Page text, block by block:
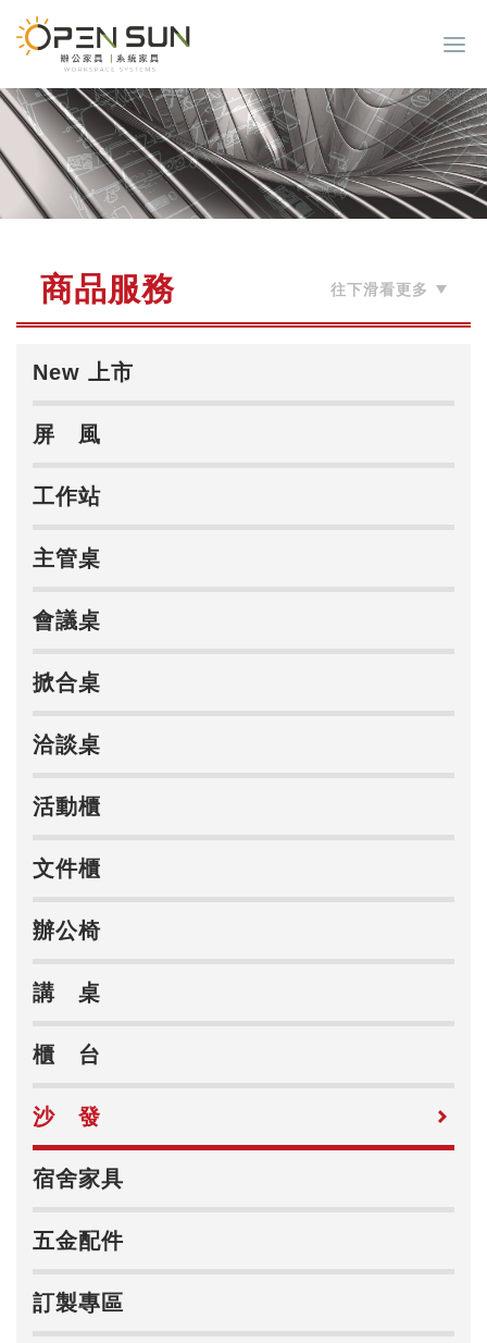
商品服務
New 上市
屏 風
工作站
主管桌
會議桌
掀合桌
洽談桌
活動櫃
文件櫃
辦公椅
講 桌
櫃 台
沙 發
宿舍家具
五金配件
訂製專區